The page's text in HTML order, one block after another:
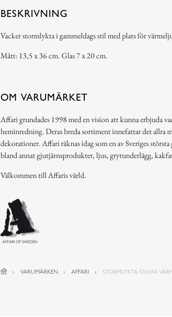
BESKRIVNING
Vacker stormlykta i gammeldags stil med plats för
Mått: 13,5 x 36 cm. Glas 7 x 20 cm.
OM VARUMÄRKET
Affari grundades 1998 med en vision att kunna erbjuda
heminredning. Deras breda sortiment innefattar det allra
dekorationer. Affari räknas idag som en av Sveriges
bland annat gjutjärnsprodukter, ljus, grytunderlägg,
Välkommen till Affaris värld.
VARUMÄRKEN AFFARI STORMLYKTA OLIVIA